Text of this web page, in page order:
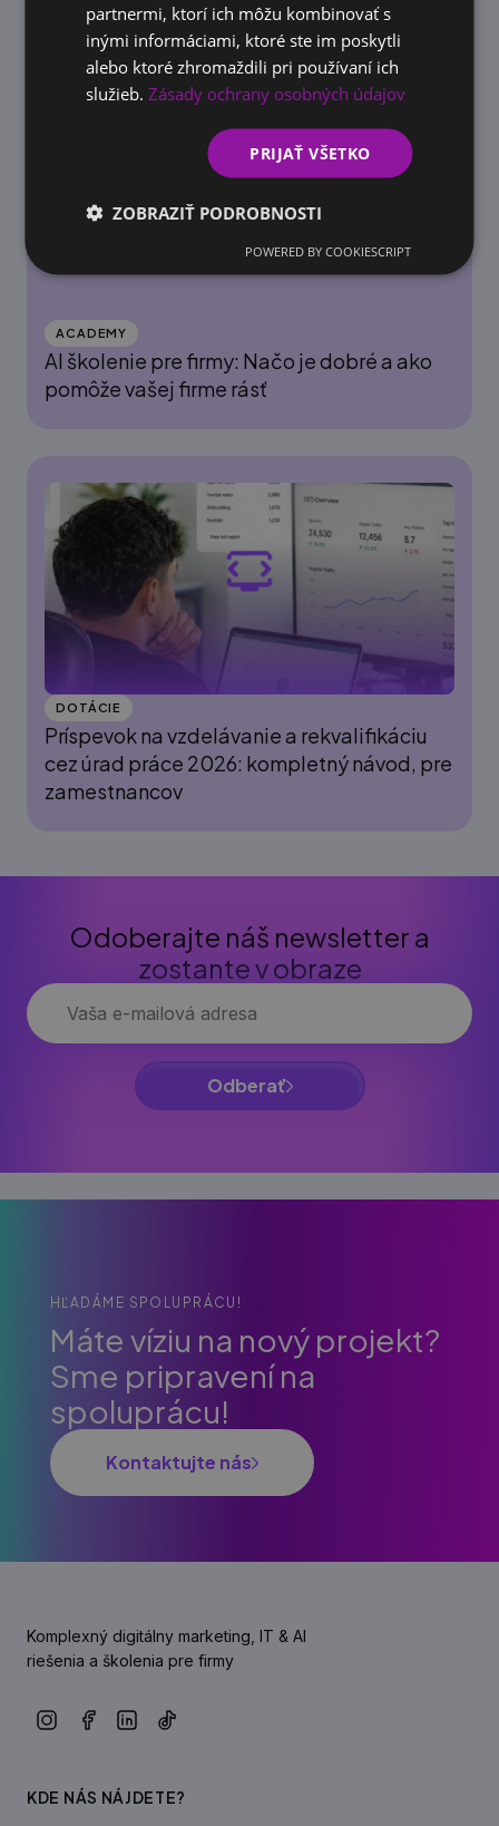
na kurzy
ACADEMY
AI školenie pre firmy: Načo je dobré a ako
pomôže vašej firme rásť
DOTÁCIE
Príspevok na vzdelávanie a rekvalifikáciu
cez úrad práce 2026: kompletný návod, pre
zamestnancov
Odoberajte náš newsletter a
zostante v obraze
Odberať
HĽADÁME SPOLUPRÁCU!
Máte víziu na nový projekt?
Sme pripravení na
spoluprácu!
Kontaktujte nás
Komplexný digitálny marketing, IT & AI
riešenia a školenia pre firmy
KDE NÁS NÁJDETE?
partnermi, ktorí ich môžu kombinovať s
inými informáciami, ktoré ste im poskytli
alebo ktoré zhromaždili pri používaní ich
služieb.Zásady ochrany osobných údajov
PRIJAŤ VŠETKO
ZOBRAZIŤ PODROBNOSTI
POWERED BY COOKIESCRIPT